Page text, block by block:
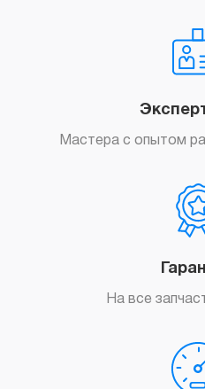
Мастера с опытом
На все